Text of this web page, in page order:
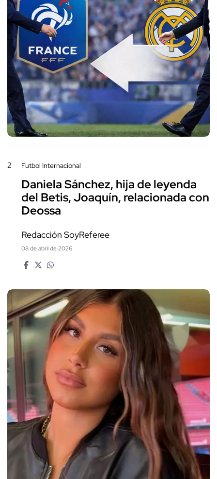
2 Futbol Internacional
Daniela Sánchez, hija de leyenda
del Betis, Joaquín, relacionada con
Deossa
Redacción SoyReferee
08 de abril de 2026